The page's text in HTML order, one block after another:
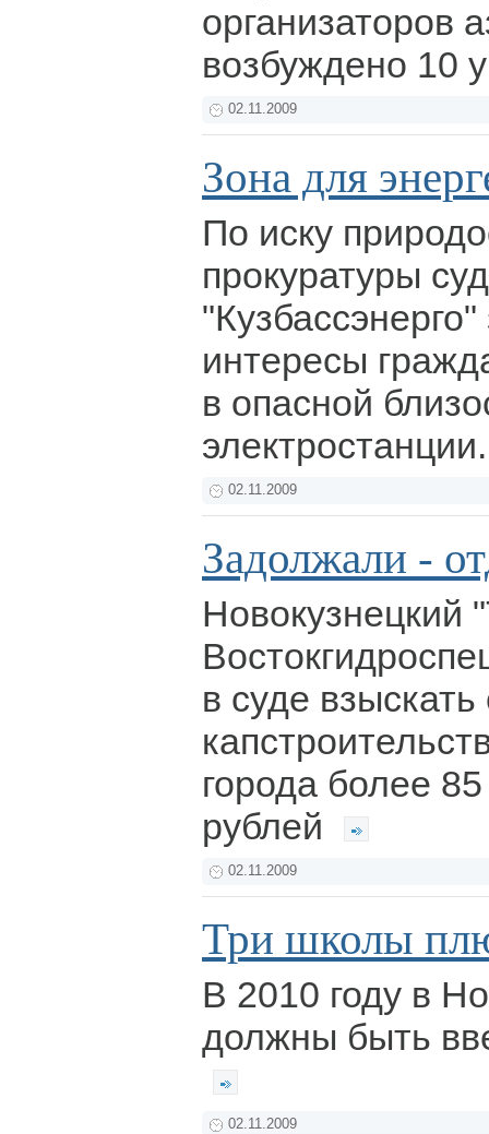
организаторов
возбуждено 10
02.11.2009
Зона для
По иску
прокуратуры
интересы
в опасной
02.11.2009
Задолжали -
Новокузнецкий
в суде
города более
рублей
02.11.2009
Три школы
В 2010 году в
должны быть
02.11.2009